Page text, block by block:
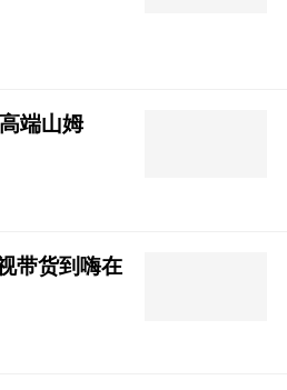
端山姆
带货到嗨在